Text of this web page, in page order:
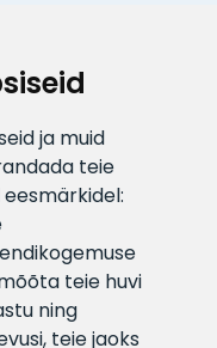
ja muid
teie
teie huvi
ning
, teie jaoks